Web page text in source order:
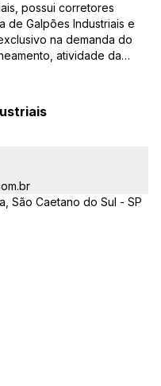
possui corretores
de Galpões Industriais e
na demanda do
atividade da
São Caetano do Sul - SP